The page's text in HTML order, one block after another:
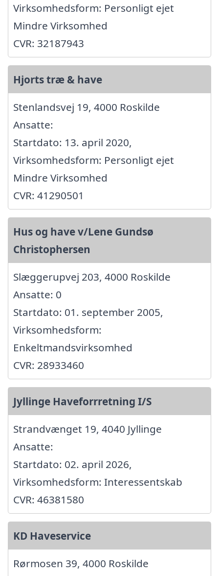
Virksomhedsform: Personligt ejet
Mindre Virksomhed
CVR: 32187943
Hjorts træ & have
Stenlandsvej 19, 4000 Roskilde
Ansatte:
Startdato: 13. april 2020,
Virksomhedsform: Personligt ejet
Mindre Virksomhed
CVR: 41290501
Hus og have v/Lene Gundsø
Christophersen
Slæggerupvej 203, 4000 Roskilde
Ansatte: 0
Startdato: 01. september 2005,
Virksomhedsform:
Enkeltmandsvirksomhed
CVR: 28933460
Jyllinge Haveforrretning I/S
Strandvænget 19, 4040 Jyllinge
Ansatte:
Startdato: 02. april 2026,
Virksomhedsform: Interessentskab
CVR: 46381580
KD Haveservice
Rørmosen 39, 4000 Roskilde